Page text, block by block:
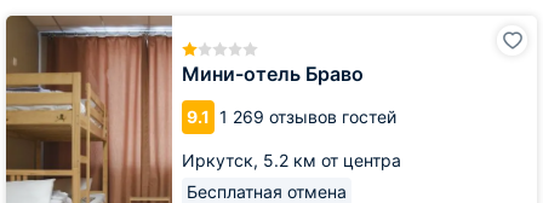
Мини-отель Браво
9.1 1 269 отзывов гостей
Иркутск, 5.2 км от центра
Бесплатная отмена
Мини-
Браво